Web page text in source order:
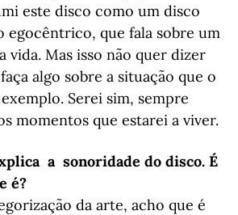
este disco como um disco
egocêntrico, que fala sobre um
vida. Mas isso não quer dizer
algo sobre a situação que o
Serei sim, sempre
momentos que estarei a viver.
a sonoridade do disco. É
é?
da arte, acho que é